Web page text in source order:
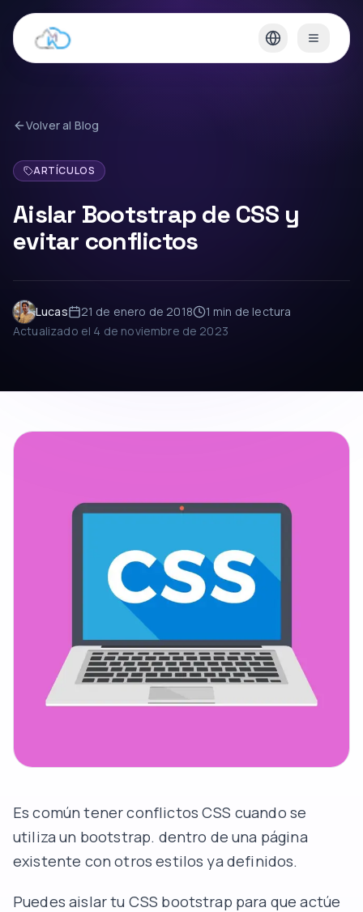
Volver al Blog
ARTÍCULOS
Aislar Bootstrap de CSS y
evitar conflictos
Lucas 21 de enero de 2018 1 min de lectura
Actualizado el 4 de noviembre de 2023
Es común tener conflictos CSS cuando se
utiliza un bootstrap. dentro de una página
existente con otros estilos ya definidos.
Puedes aislar tu CSS bootstrap para que actúe